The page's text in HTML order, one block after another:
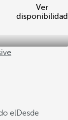
Ver
disponibilidad
elDesde